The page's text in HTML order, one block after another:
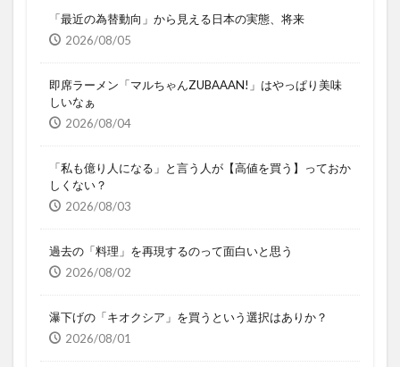
「最近の為替動向」から見える日本の実態、将来
2026/08/05
即席ラーメン「マルちゃんZUBAAAN!」はやっぱり美味
しいなぁ
2026/08/04
「私も億り人になる」と言う人が【高値を買う】っておか
しくない？
2026/08/03
過去の「料理」を再現するのって面白いと思う
2026/08/02
瀑下げの「キオクシア」を買うという選択はありか？
2026/08/01